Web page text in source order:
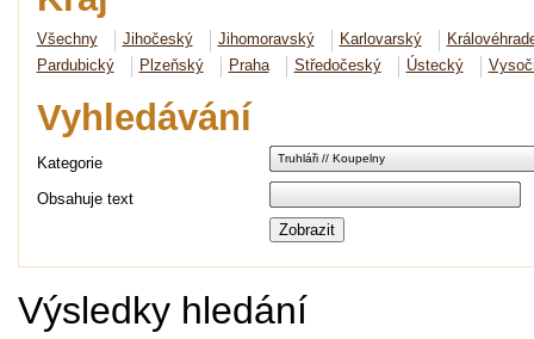
Všechny Jihočeský Jihomoravský Karlovarský
Pardubický
Plzeňský Praha Středočeský Ústecký
Vyhledávání
Kategorie Truhláři // Koupelny
Obsahuje text
Zobrazit
Výsledky hledání